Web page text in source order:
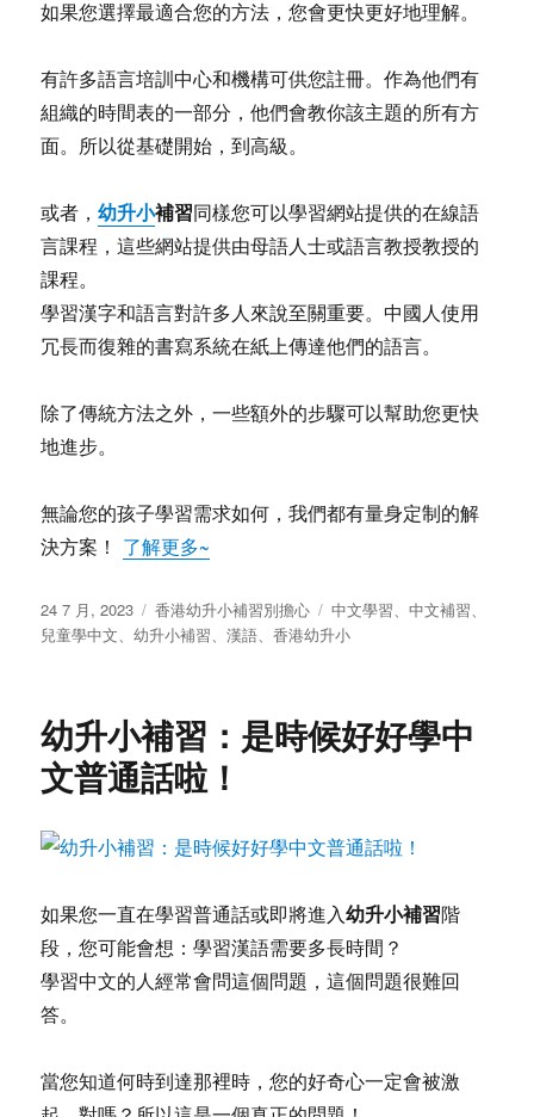
如果您選擇最適合您的方法，您會更快更好地理解。
有許多語言培訓中心和機構可供您註冊。作為他們有
組織的時間表的一部分，他們會教你該主題的所有方
面。所以從基礎開始，到高級。
或者，幼升小補習同樣您可以學習網站提供的在線語
言課程，這些網站提供由母語人士或語言教授教授的
課程。
學習漢字和語言對許多人來說至關重要。中國人使用
冗長而復雜的書寫系統在紙上傳達他們的語言。
除了傳統方法之外，一些額外的步驟可以幫助您更快
地進步。
無論您的孩子學習需求如何，我們都有量身定制的解
決方案！ 了解更多~
发
布
24 7 月, 2023
分
类
香港幼升小補習別擔心
标
签
中文學習、中文補習、
兒童學中文、幼升小補習、漢語、香港幼升小
幼升小補習：是時候好好學中
文普通話啦！
如果您一直在學習普通話或即將進入幼升小補習階
段，您可能會想：學習漢語需要多長時間？
學習中文的人經常會問這個問題，這個問題很難回
答。
當您知道何時到達那裡時，您的好奇心一定會被激